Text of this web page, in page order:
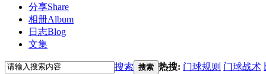
分享Share
相册Album
日志Blog
文集
搜索 搜索 热搜: 门球规则 门球战术